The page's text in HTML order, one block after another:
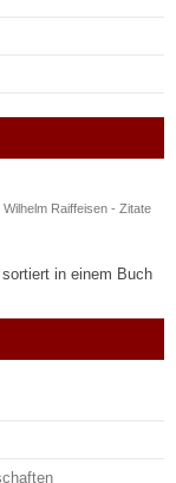
in einem Buch